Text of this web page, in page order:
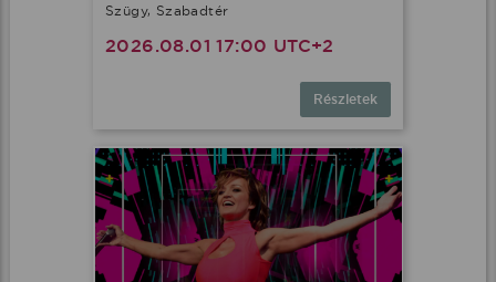
Szügy, Szabadtér
2026.08.01 17:00 UTC+2
Részletek